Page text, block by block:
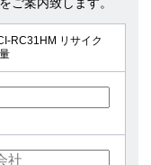
ご案内致します。
RC31HM リサイク